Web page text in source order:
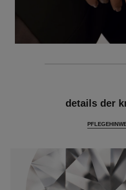
details der